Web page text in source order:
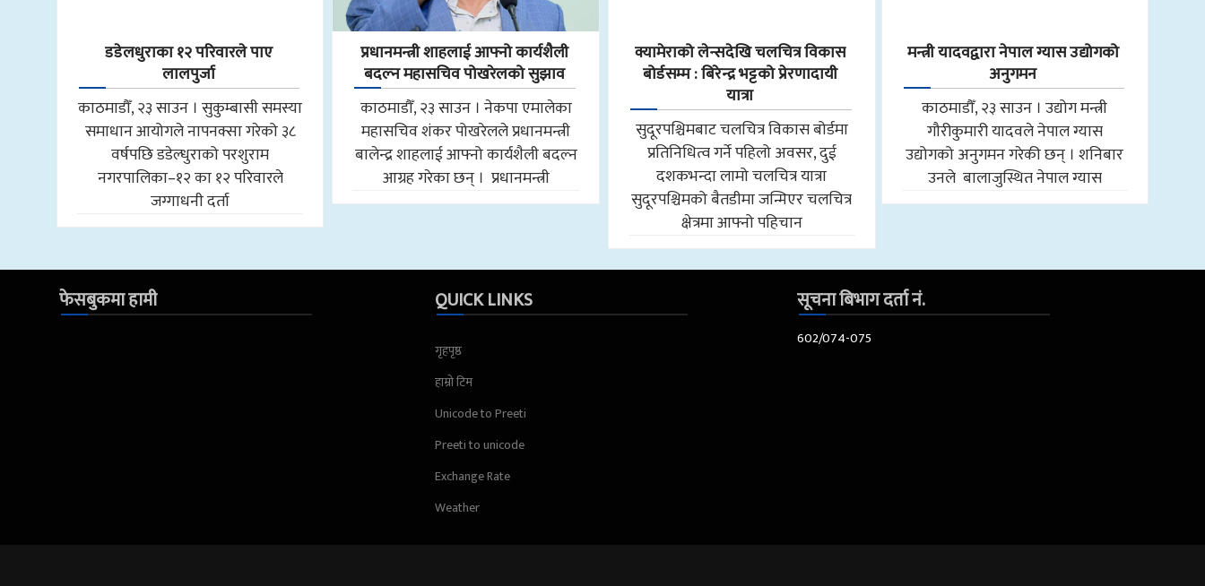
डडेलधुराका १२ परिवारले पाए
लालपुर्जा
काठमाडौँ, २३ साउन । सुकुम्बासी समस्या
समाधान आयोगले नापनक्सा गरेको ३८
वर्षपछि डडेल्धुराको परशुराम
नगरपालिका–१२ का १२ परिवारले
जग्गाधनी दर्ता
प्रधानमन्त्री शाहलाई आफ्नो कार्यशैली
बदल्न महासचिव पोखरेलको सुझाव
काठमाडौँ, २३ साउन । नेकपा एमालेका
महासचिव शंकर पोखरेलले प्रधानमन्त्री
बालेन्द्र शाहलाई आफ्नो कार्यशैली बदल्न
आग्रह गरेका छन् । प्रधानमन्त्री
क्यामेराको लेन्सदेखि चलचित्र विकास
बोर्डसम्म : बिरेन्द्र भट्टको प्रेरणादायी
यात्रा
सुदूरपश्चिमबाट चलचित्र विकास बोर्डमा
प्रतिनिधित्व गर्ने पहिलो अवसर, दुई
दशकभन्दा लामो चलचित्र यात्रा
सुदूरपश्चिमको बैतडीमा जन्मिएर चलचित्र
क्षेत्रमा आफ्नो पहिचान
मन्त्री यादवद्वारा नेपाल ग्यास उद्योगको
अनुगमन
काठमाडौँ, २३ साउन । उद्योग मन्त्री
गौरीकुमारी यादवले नेपाल ग्यास
उद्योगको अनुगमन गरेकी छन् । शनिबार
उनले बालाजुस्थित नेपाल ग्यास
फेसबुकमा हामी QUICK LINKS
गृहपृष्ठ
हाम्रो टिम
Unicode to Preeti
Preeti to unicode
Exchange Rate
Weather
सूचना बिभाग दर्ता नं.
602/074-075